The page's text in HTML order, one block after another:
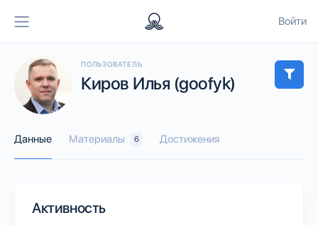
Войти
ПОЛЬЗОВАТЕЛЬ
Киров Илья (goofyk)
Данные Материалы 6 Достижения
Активность